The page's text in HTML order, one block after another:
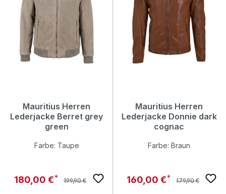
Mauritius Herren
Lederjacke Berret grey
green
Farbe: Taupe
Verkaufspreis:
180,00 € Regulärer Preis:
199,90 €
Mauritius Herren
Lederjacke Donnie dark
cognac
Farbe: Braun
Verkaufspreis:
160,00 € Regulärer Preis:
179,90 €